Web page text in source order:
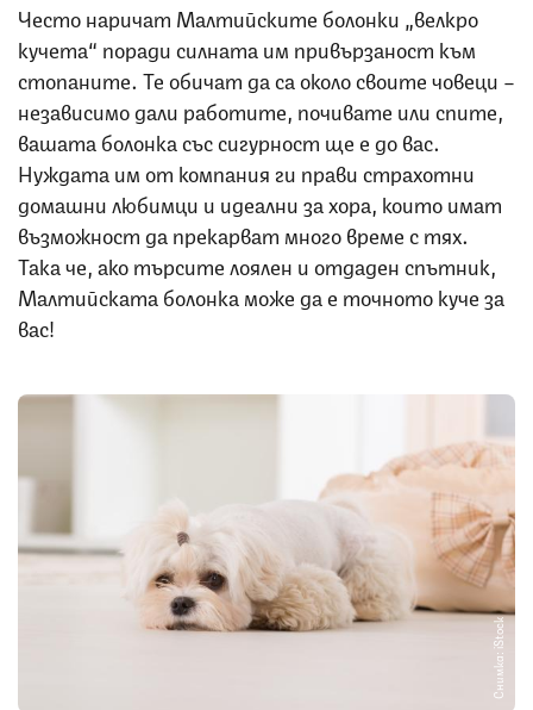
Често наричат Малтийските болонки „велкро
кучета“ поради силната им привързаност към
стопаните. Те обичат да са около своите човеци –
независимо дали работите, почивате или спите,
вашата болонка със сигурност ще е до вас.
Нуждата им от компания ги прави страхотни
домашни любимци и идеални за хора, които имат
възможност да прекарват много време с тях.
Така че, ако търсите лоялен и отдаден спътник,
Малтийската болонка може да е точното куче за
вас!
Снимка: iStock